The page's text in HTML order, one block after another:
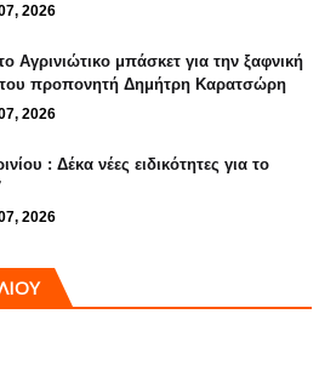
2026
Αγρινιώτικο μπάσκετ για την ξαφνική
προπονητή Δημήτρη Καρατσώρη
2026
: Δέκα νέες ειδικότητες για το
2026